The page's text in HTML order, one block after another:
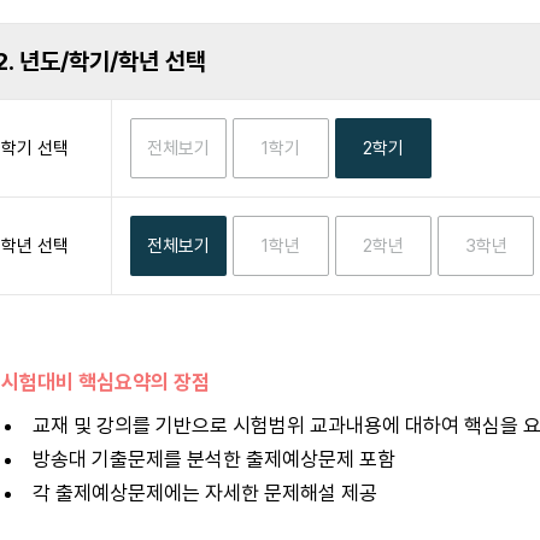
년도/학기/학년 선택
학기 선택
학년 선택
험대비 핵심요약의 장점
교재 및 강의를 기반으로 시험범위 교과내용에 대하여 핵심을
방송대 기출문제를 분석한 출제예상문제 포함
각 출제예상문제에는 자세한 문제해설 제공